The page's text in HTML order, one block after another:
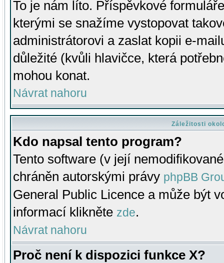
To je nám líto. Příspěvkové
kterými se snažíme vystopovat
administrátorovi a zaslat kopii e-
důležité (kvůli hlavičce, která
mohou konat.
Návrat nahoru
Záležitosti
Kdo napsal tento program?
Tento software (v její
chráněn autorskými právy phpBB
General Public Licence a může být
informací klikněte zde.
Návrat nahoru
Proč není k dispozici funkce X?